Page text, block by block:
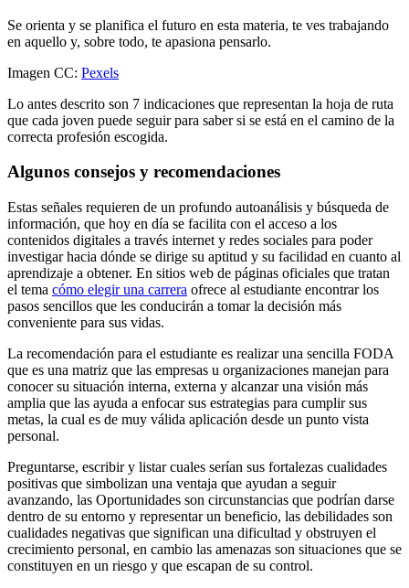
Se orienta y se planifica el futuro en esta materia, te ves trabajando
en aquello y, sobre todo, te apasiona pensarlo.
Imagen CC: Pexels
Lo antes descrito son 7 indicaciones que representan la hoja de ruta
que cada joven puede seguir para saber si se está en el camino de la
correcta profesión escogida.
Algunos consejos y recomendaciones
Estas señales requieren de un profundo autoanálisis y búsqueda de
información, que hoy en día se facilita con el acceso a los
contenidos digitales a través internet y redes sociales para poder
investigar hacia dónde se dirige su aptitud y su facilidad en cuanto al
aprendizaje a obtener. En sitios web de páginas oficiales que tratan
el tema cómo elegir una carrera ofrece al estudiante encontrar los
pasos sencillos que les conducirán a tomar la decisión más
conveniente para sus vidas.
La recomendación para el estudiante es realizar una sencilla FODA
que es una matriz que las empresas u organizaciones manejan para
conocer su situación interna, externa y alcanzar una visión más
amplia que las ayuda a enfocar sus estrategias para cumplir sus
metas, la cual es de muy válida aplicación desde un punto vista
personal.
Preguntarse, escribir y listar cuales serían sus fortalezas cualidades
positivas que simbolizan una ventaja que ayudan a seguir
avanzando, las Oportunidades son circunstancias que podrían darse
dentro de su entorno y representar un beneficio, las debilidades son
cualidades negativas que significan una dificultad y obstruyen el
crecimiento personal, en cambio las amenazas son situaciones que se
constituyen en un riesgo y que escapan de su control.